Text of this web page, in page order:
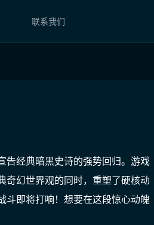
联系我们
告经典暗黑史诗的强势回归。游戏
奇幻世界观的同时，重塑了硬核动
斗即将打响！想要在这段惊心动魄